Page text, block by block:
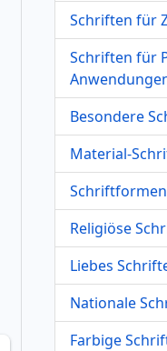
Schriften für
Schriften für
Besondere
Material-
Schriftformen
Religiöse
Liebes
Nationale
Farbige